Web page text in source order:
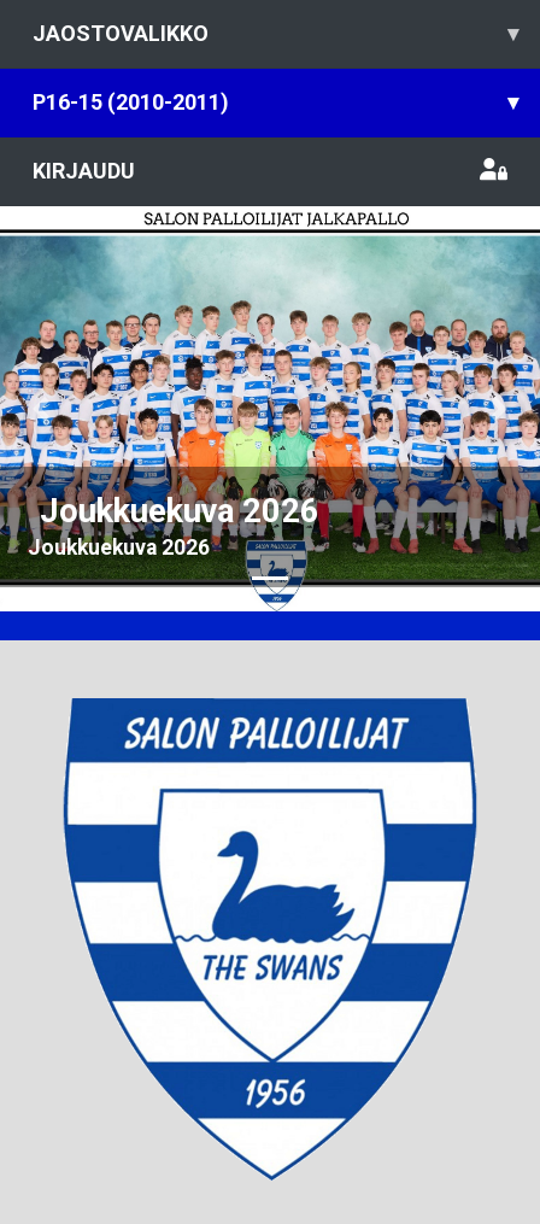
JAOSTOVALIKKO ▾
P16-15 (2010-2011) ▾
KIRJAUDU
Joukkuekuva 2026
Joukkuekuva 2026
Previous